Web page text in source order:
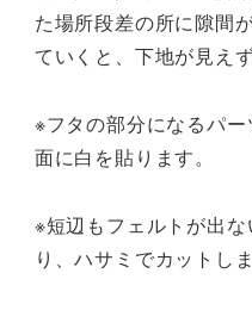
た場所段差の所に隙間
ていくと、下地が見え
※フタの部分になるパ
面に白を貼ります。
※短辺もフェルトが出
り、ハサミでカットしま